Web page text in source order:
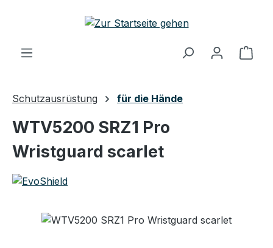
Zum Hauptinhalt springen
Schutzausrüstung für die Hände
WTV5200 SRZ1 Pro
Wristguard scarlet
Bildergalerie überspringen